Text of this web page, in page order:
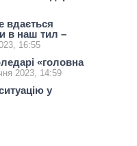
вдається
в наш тил –
16:55
«головна
2023, 14:59
у